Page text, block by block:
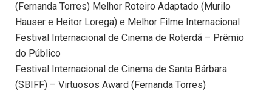
(Fernanda Torres) Melhor Roteiro Adaptado (Murilo
Hauser e Heitor Lorega) e Melhor Filme Internacional
Festival Internacional de Cinema de Roterdã – Prêmio
do Público
Festival Internacional de Cinema de Santa Bárbara
(SBIFF) – Virtuosos Award (Fernanda Torres)